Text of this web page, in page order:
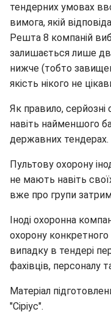
тендерних умовах
вимога, якій
Решта 8 компаній
залишається лише дві
нижче (тобто
якість нікого не
Як правило, серйозні
навіть найменшого
державних тендерах.
Пультову охорону
не мають навіть
вже про групи
Іноді охоронна
охорону
випадку в тендері
фахівців, персоналу
Матеріал
"Сіріус".